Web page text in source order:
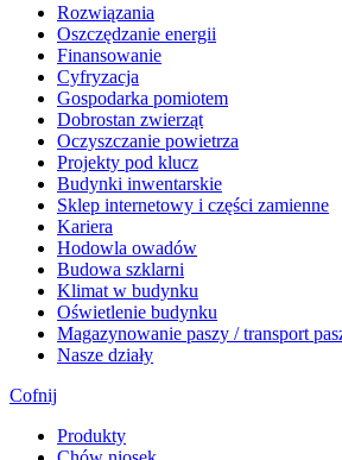
Rozwiązania
​Oszczędzanie energii
Finansowanie
Cyfryzacja
Gospodarka pomiotem
Dobrostan zwierząt
Oczyszczanie powietrza
Projekty pod klucz
Budynki inwentarskie
Sklep internetowy i części zamienne
Kariera
Hodowla owadów
Budowa szklarni
Klimat w budynku
Oświetlenie budynku
Magazynowanie paszy / transport
Nasze działy
Cofnij
Produkty